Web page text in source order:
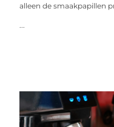
alleen de smaakpapillen
...